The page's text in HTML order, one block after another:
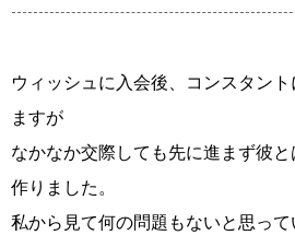
コース・料金・入会案内
ウィッシュに入会後、コンスタン
ますが
なかなか交際しても先に進まず彼
作りました。
私から見て何の問題もないと思っ